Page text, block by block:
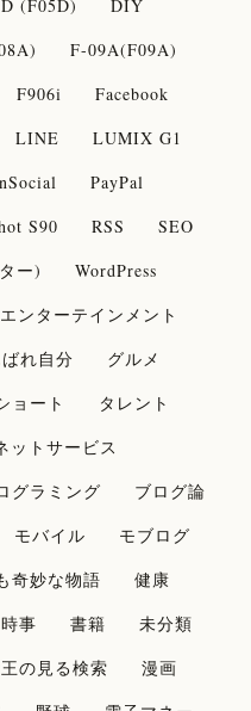
(F05D)
DIY
F-09A(F09A)
F906i
Facebook
LINE
LUMIX G1
PayPal
S90 RSS
SEO
ー)
WordPress
エンターテインメント
れ自分
グルメ
ョート
タレント
ットサービス
グラミング
ブログ論
モバイル
モブログ
奇妙な物語
健康
時事 書籍
未分類
の見る検索
漫画